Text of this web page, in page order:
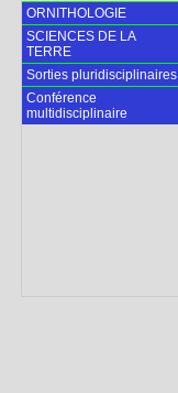
ORNITHOLOGIE
SCIENCES DE LA
TERRE
Sorties pluridisciplinaires
Conférence
multidisciplinaire